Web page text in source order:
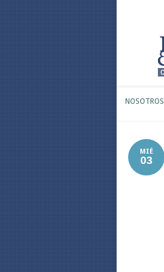
NOSOTROS
MIÉ
03